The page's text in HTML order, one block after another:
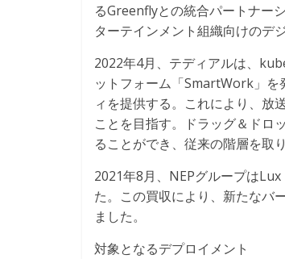
るGreenflyとの統合パートナー
ターテインメント組織向けのデ
2022年4月、テディアルは、
ットフォーム「SmartWork」を
ィを提供する。これにより、放
ことを目指す。ドラッグ＆ドロ
ることができ、従来の階層を取
2021年8月、NEPグループは
た。この買収により、新たなバ
ました。
対象となるデプロイメント